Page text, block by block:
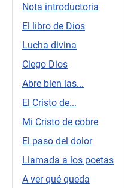
Nota introductoria
El libro de Dios
Lucha divina
Ciego Dios
Abre bien las...
El Cristo de...
Mi Cristo de cobre
El paso del dolor
Llamada a los poetas
A ver qué queda